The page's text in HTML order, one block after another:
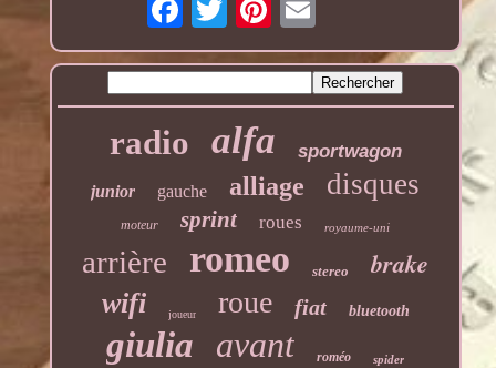
radio alfa sportwagon
junior gauche alliage disques
moteur sprint roues royaume-uni
arrière romeo stereo brake
wifi joueur roue fiat bluetooth
giulia avant roméo spider